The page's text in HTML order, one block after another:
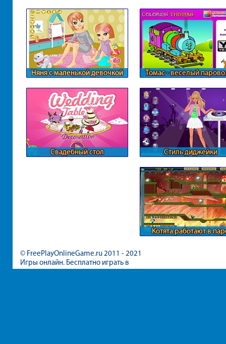
Няня с маленькой девочкой Томас - веселый
Свадебный стол Стиль диджейки
Котята работают в
© FreePlayOnlineGame.ru 2011 - 2021
Игры онлайн. Бесплатно играть в
игры для девочек и мальчиков